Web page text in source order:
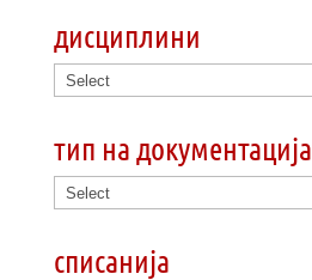
дисциплини
тип на документација
списанија